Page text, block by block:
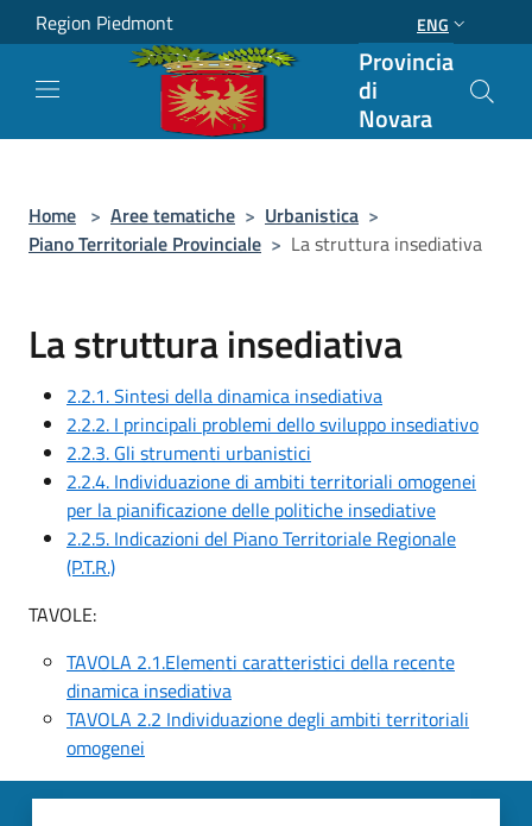
Salta al contenuto principale
Region Piedmont ENG
Provincia
di
Novara
Home > Aree tematiche > Urbanistica >
Piano Territoriale Provinciale > La struttura insediativa
La struttura insediativa
2.2.1. Sintesi della dinamica insediativa
2.2.2. I principali problemi dello sviluppo insediativo
2.2.3. Gli strumenti urbanistici
2.2.4. Individuazione di ambiti territoriali omogenei
per la pianificazione delle politiche insediative
2.2.5. Indicazioni del Piano Territoriale Regionale
(P.T.R.)
TAVOLE:
TAVOLA 2.1.Elementi caratteristici della recente
dinamica insediativa
TAVOLA 2.2 Individuazione degli ambiti territoriali
omogenei